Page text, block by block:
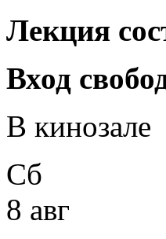
Лекция
Вход
В кинозале
Сб
8 авг